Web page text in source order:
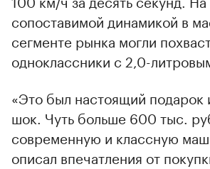
сопоставимой динамикой в
сегменте рынка могли
одноклассники с 2,0-
«Это был настоящий подарок
шок. Чуть больше 600 тыс.
современную и классную
описал впечатления от